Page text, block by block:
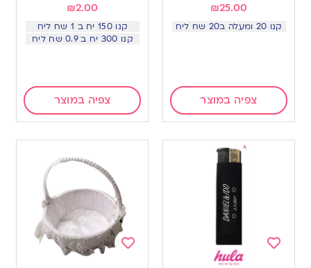
₪25.00
קנו 20 ומעלה ב20 שח ליח
צפיה במוצר
₪2.00
קנו 150 יח ב 1 שח ליח
קנו 300 יח ב 0.9 שח ליח
צפיה במוצר